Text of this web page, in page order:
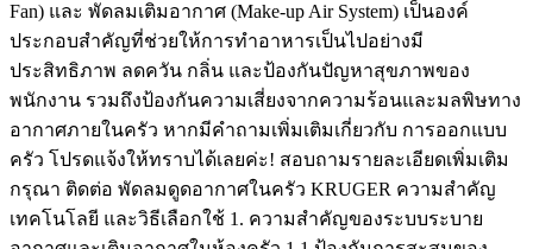
Fan) และ พัดลมเติมอากาศ (Make-up Air System) เป็นองค์
ประกอบสำคัญที่ช่วยให้การทำอาหารเป็นไปอย่างมี
ประสิทธิภาพ ลดควัน กลิ่น และป้องกันปัญหาสุขภาพของ
พนักงาน รวมถึงป้องกันความเสี่ยงจากความร้อนและมลพิษทาง
อากาศภายในครัว หากมีคำถามเพิ่มเติมเกี่ยวกับ การออกแบบ
ครัว โปรดแจ้งให้ทราบได้เลยค่ะ! สอบถามรายละเอียดเพิ่มเติม
กรุณา ติดต่อ พัดลมดูดอากาศในครัว KRUGER ความสำคัญ
เทคโนโลยี และวิธีเลือกใช้ 1. ความสำคัญของระบบระบาย